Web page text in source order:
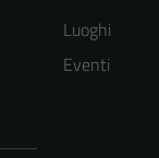
Luoghi
Eventi